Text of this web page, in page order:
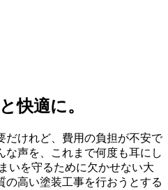
快適に。
だけれど、費用の負担が不安で
な声を、これまで何度も耳にし
いを守るために欠かせない大
の高い塗装工事を行おうとする